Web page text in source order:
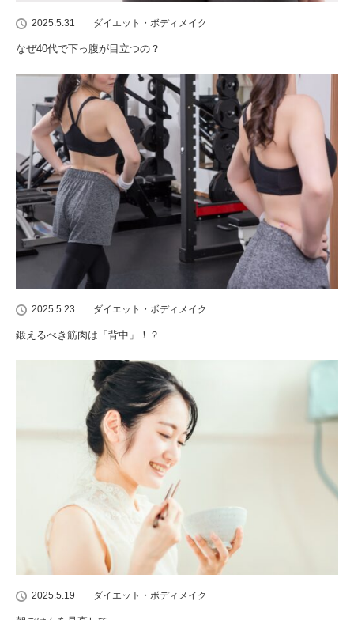
2025.5.31 ダイエット・ボディメイク
なぜ40代で下っ腹が目立つの？
2025.5.23 ダイエット・ボディメイク
鍛えるべき筋肉は「背中」！？
2025.5.19 ダイエット・ボディメイク